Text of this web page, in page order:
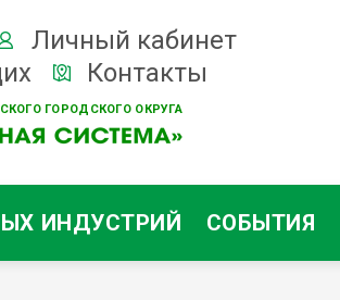
ГОРОДСКОГО ОКРУГА
Личный кабинет
Контакты
ИНДУСТРИЙ СОБЫТИЯ